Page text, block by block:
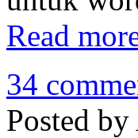
Read
34
Posted